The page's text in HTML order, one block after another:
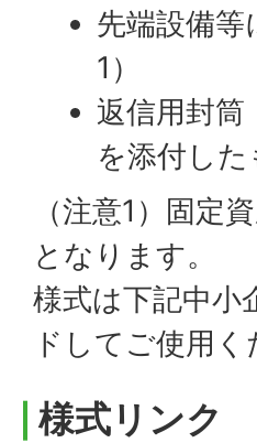
先端設備等
1）
返信用封筒
を添付した
（注意1）固定
となります。
様式は下記中小
ドしてご使用く
様式リンク